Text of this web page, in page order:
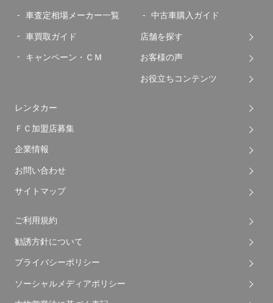
車査定相場メーカー一覧
車買取ガイド
キャンペーン・ＣＭ
中古車購入ガイド
店舗を探す
お客様の声
お役立ちコンテンツ
レンタカー
ＦＣ加盟店募集
企業情報
お問い合わせ
サイトマップ
ご利用規約
勧誘方針について
プライバシーポリシー
ソーシャルメディアポリシー